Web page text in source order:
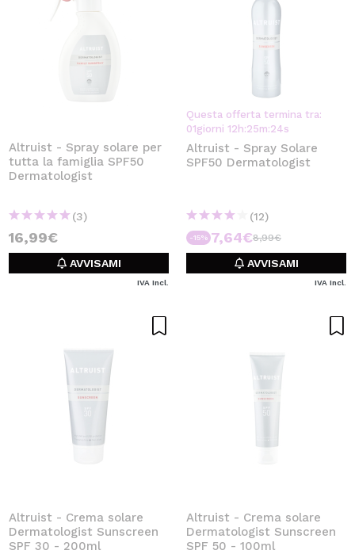
Altruist - Spray solare per
tutta la famiglia SPF50
Dermatologist
(3)
16,99€
AVVISAMI
IVA Incl.
Questa offerta termina tra:
01giorni 12 h:25m:23s
Altruist - Spray Solare
SPF50 Dermatologist
(12)
-15% 7,64€8,99€
AVVISAMI
IVA Incl.
Altruist - Crema solare
Dermatologist Sunscreen
SPF 30 - 200ml
Altruist - Crema solare
Dermatologist Sunscreen
SPF 50 - 100ml